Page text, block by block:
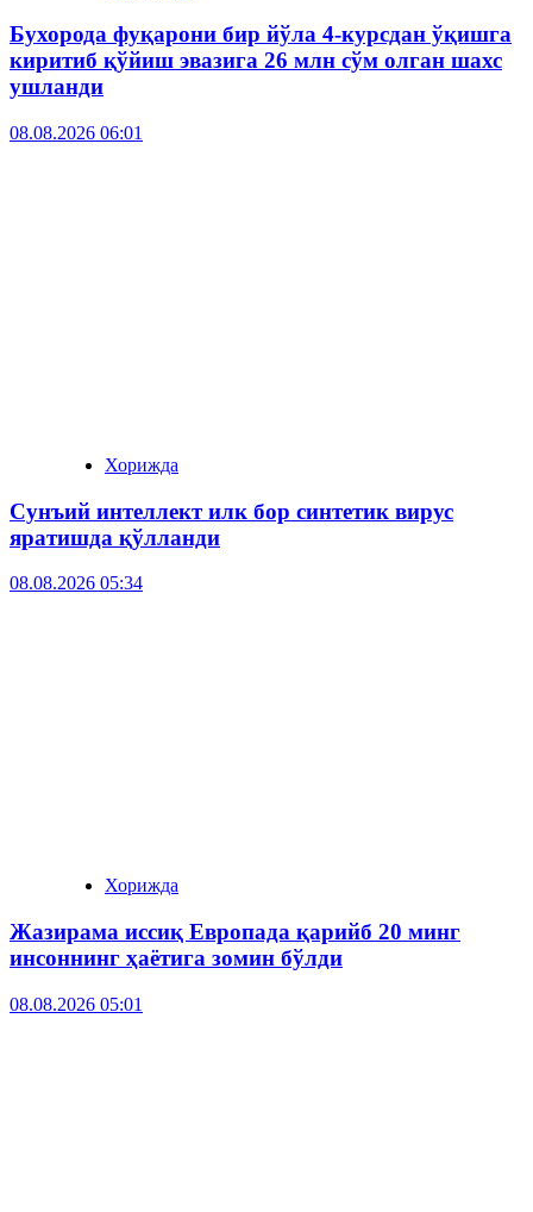
Бухорода фуқарони бир йўла 4-курсдан ўқишга
киритиб қўйиш эвазига 26 млн сўм олган шахс
ушланди
08.08.2026 06:01
Хорижда
Сунъий интеллект илк бор синтетик вирус
яратишда қўлланди
08.08.2026 05:34
Хорижда
Жазирама иссиқ Европада қарийб 20 минг
инсоннинг ҳаётига зомин бўлди
08.08.2026 05:01